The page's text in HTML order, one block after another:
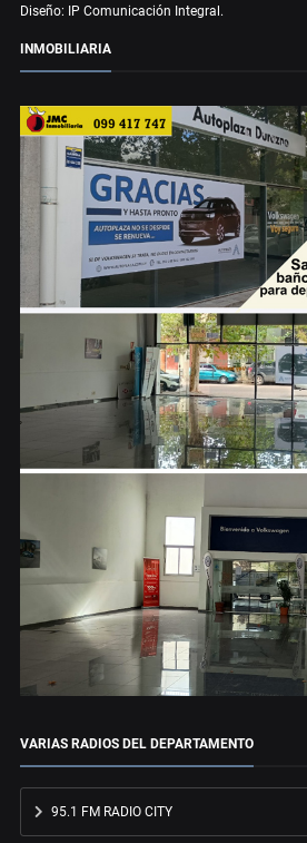
Diseño: IP Comunicación Integral.
INMOBILIARIA
VARIAS RADIOS DEL DEPARTAMENTO
95.1 FM RADIO CITY